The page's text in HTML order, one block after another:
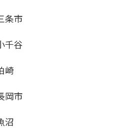
条市
千谷
崎
岡市
沼